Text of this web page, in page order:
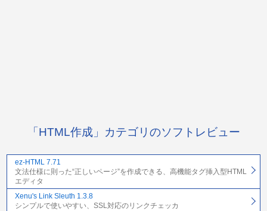
「HTML作成」カテゴリのソフトレビュー
ez-HTML 7.71
文法仕様に則った“正しいページ”を作成できる、高機能タグ挿入型HTML
エディタ
Xenu's Link Sleuth 1.3.8
シンプルで使いやすい、SSL対応のリンクチェッカ